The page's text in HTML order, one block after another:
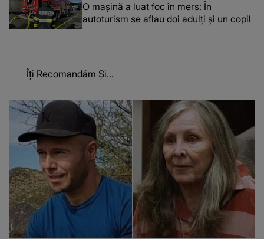
O maşină a luat foc în mers: În
autoturism se aflau doi adulți și un copil
Îți Recomandăm Și...